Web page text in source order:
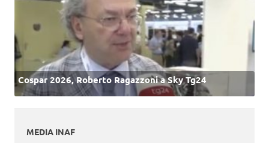
Cospar 2026, Roberto Ragazzoni a Sky Tg24
MEDIA INAF